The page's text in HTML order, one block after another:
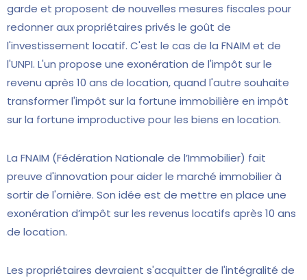
garde et proposent de nouvelles mesures fiscales pour
redonner aux propriétaires privés le goût de
l'investissement locatif. C'est le cas de la FNAIM et de
l'UNPI. L'un propose une exonération de l'impôt sur le
revenu après 10 ans de location, quand l'autre souhaite
transformer l'impôt sur la fortune immobilière en impôt
sur la fortune improductive pour les biens en location.
La FNAIM (Fédération Nationale de l’Immobilier) fait
preuve d'innovation pour aider le marché immobilier à
sortir de l'ornière. Son idée est de mettre en place une
exonération d’impôt sur les revenus locatifs après 10 ans
de location.
Les propriétaires devraient s'acquitter de l'intégralité de